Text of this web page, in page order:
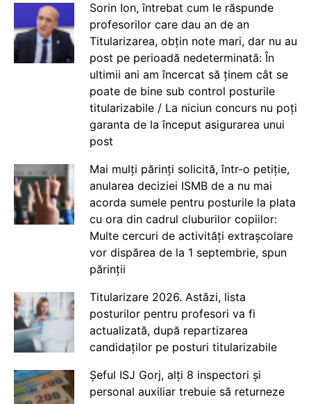
Sorin Ion, întrebat cum le răspunde
profesorilor care dau an de an
Titularizarea, obțin note mari, dar nu au
post pe perioadă nedeterminată: În
ultimii ani am încercat să ținem cât se
poate de bine sub control posturile
titularizabile / La niciun concurs nu poți
garanta de la început asigurarea unui
post
Mai mulți părinți solicită, într-o petiție,
anularea deciziei ISMB de a nu mai
acorda sumele pentru posturile la plata
cu ora din cadrul cluburilor copiilor:
Multe cercuri de activități extrașcolare
vor dispărea de la 1 septembrie, spun
părinții
Titularizare 2026. Astăzi, lista
posturilor pentru profesori va fi
actualizată, după repartizarea
candidaților pe posturi titularizabile
Șeful ISJ Gorj, alți 8 inspectori și
personal auxiliar trebuie să returneze